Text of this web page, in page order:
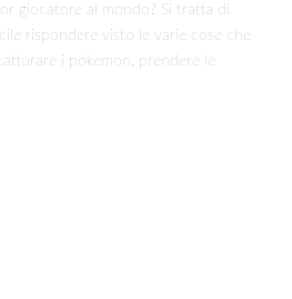
giocatore al mondo? Si tratta di
rispondere visto le varie cose che
i pokemon, prendere le